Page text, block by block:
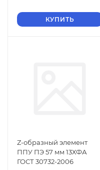
КУПИТЬ
Z-образный элемент
ППУ ПЭ 57 мм 13ХФА
ГОСТ 30732-2006